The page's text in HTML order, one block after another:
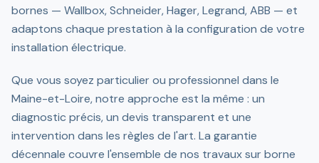
bornes — Wallbox, Schneider, Hager, Legrand, ABB — et
adaptons chaque prestation à la configuration de votre
installation électrique.
Que vous soyez particulier ou professionnel dans le
Maine-et-Loire, notre approche est la même : un
diagnostic précis, un devis transparent et une
intervention dans les règles de l'art. La garantie
décennale couvre l'ensemble de nos travaux sur borne